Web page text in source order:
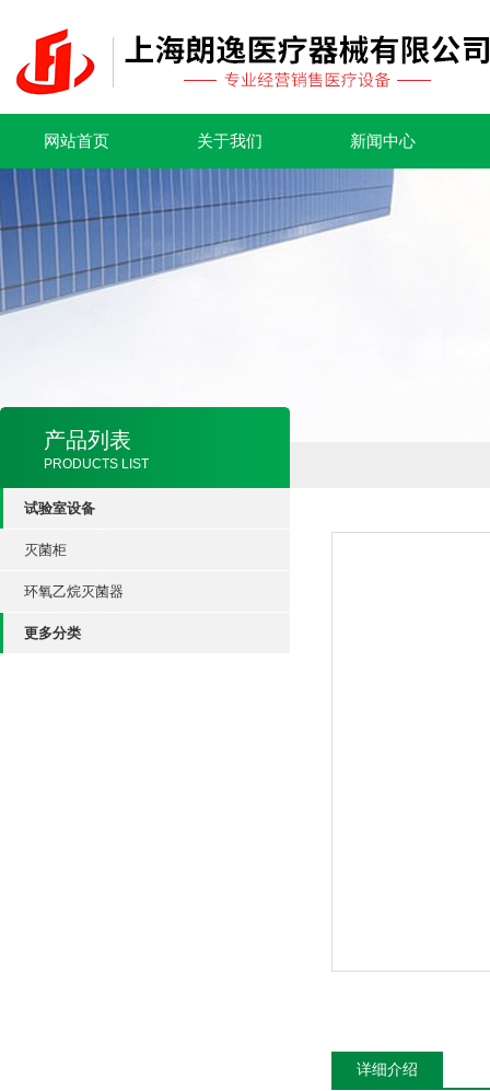
网站首页 关于我们 新闻中心
产品列表
PRODUCTS LIST
试验室设备
灭菌柜
环氧乙烷灭菌器
更多分类
详细介绍